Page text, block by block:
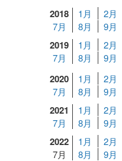
2018 1月 2月
7月
8月 9月
2019 1月 2月
7月
8月 9月
2020 1月 2月
7月
8月 9月
2021 1月 2月
7月
8月 9月
2022 1月 2月
7月
8月 9月